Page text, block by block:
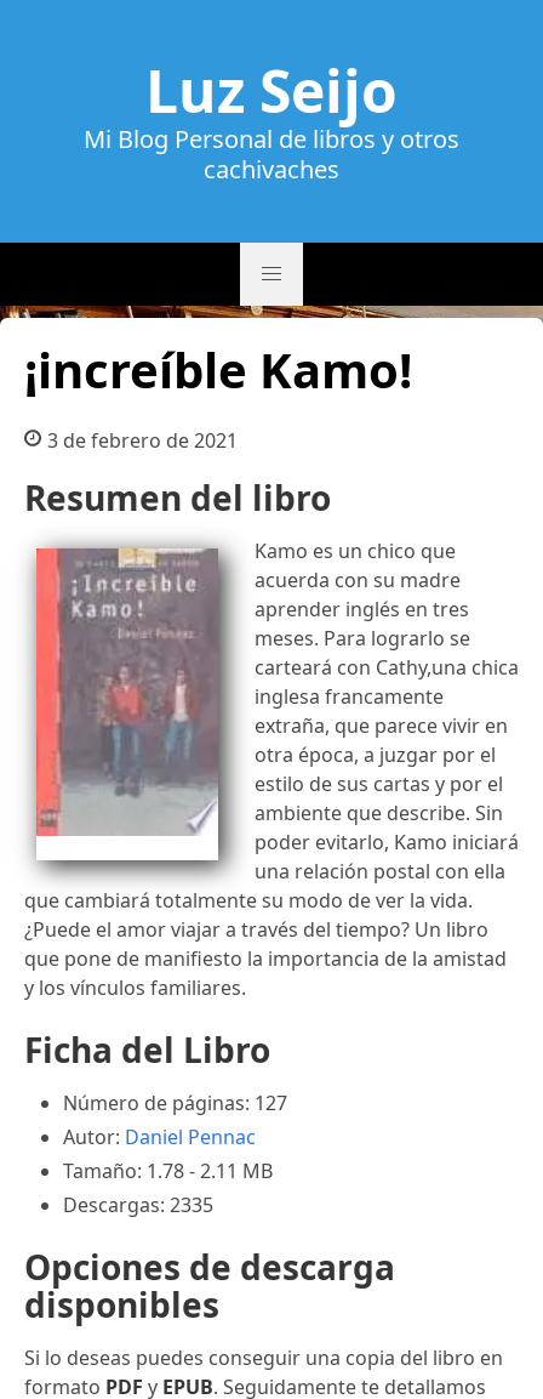
Luz Seijo
Mi Blog Personal de libros y otros
cachivaches
¡increíble Kamo!
3 de febrero de 2021
Resumen del libro
Kamo es un chico que
acuerda con su madre
aprender inglés en tres
meses. Para lograrlo se
carteará con Cathy,una chica
inglesa francamente
extraña, que parece vivir en
otra época, a juzgar por el
estilo de sus cartas y por el
ambiente que describe. Sin
poder evitarlo, Kamo iniciará
una relación postal con ella
que cambiará totalmente su modo de ver la vida.
¿Puede el amor viajar a través del tiempo? Un libro
que pone de manifiesto la importancia de la amistad
y los vínculos familiares.
Ficha del Libro
Número de páginas: 127
Autor: Daniel Pennac
Tamaño: 1.78 - 2.11 MB
Descargas: 2335
Opciones de descarga
disponibles
Si lo deseas puedes conseguir una copia del libro en
formato PDF y EPUB. Seguidamente te detallamos